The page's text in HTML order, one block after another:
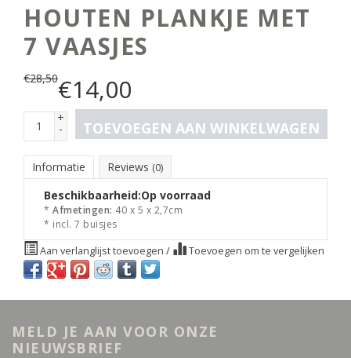
HOUTEN PLANKJE MET
7 VAASJES
€28,50€14,00
+
- TOEVOEGEN AAN WINKELWAGEN
Informatie Reviews (0)
Beschikbaarheid:Op voorraad
* Afmetingen: 40 x 5 x 2,7cm
* incl. 7 buisjes
Aan verlanglijst toevoegen / Toevoegen om te vergelijken
MELD JE AAN VOOR ONZE
NIEUWSBRIEF